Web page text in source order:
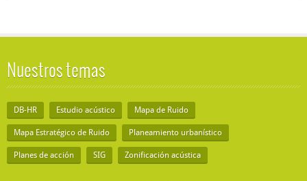
Nuestros temas
DB-HR Estudio acústico Mapa de Ruido
Mapa Estratégico de Ruido Planeamiento urbanístico
Planes de acción SIG Zonificación acústica